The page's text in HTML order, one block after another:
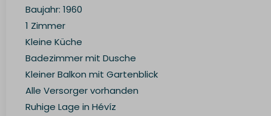
Baujahr: 1960
1 Zimmer
Kleine Küche
Badezimmer mit Dusche
Kleiner Balkon mit Gartenblick
Alle Versorger vorhanden
Ruhige Lage in Hévíz